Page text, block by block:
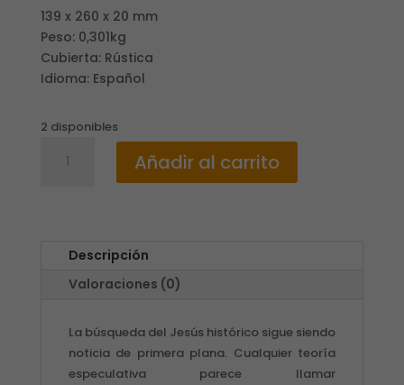
139 x 260 x 20 mm
Peso: 0,301kg
Cubierta: Rústica
Idioma: Español
2 disponibles
MITO
BROOCKS
Añadir al carrito
Descripción
Valoraciones (0)
La búsqueda del Jesús histórico sigue siendo
noticia de primera plana. Cualquier teoría
especulativa parece llamar